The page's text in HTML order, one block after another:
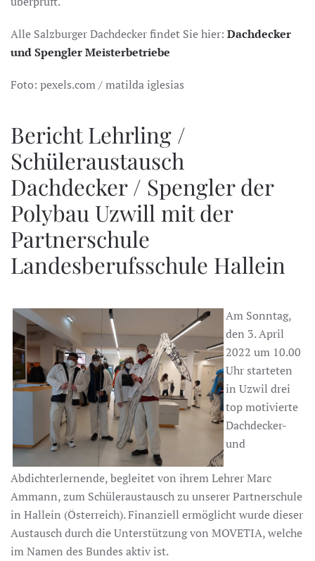
Alle Salzburger Dachdecker findet Sie hier: Dachdecker
und Spengler Meisterbetriebe
Foto: pexels.com / matilda iglesias
Bericht Lehrling /
Schüleraustausch
Dachdecker / Spengler der
Polybau Uzwill mit der
Partnerschule
Landesberufsschule Hallein
Am Sonntag,
den 3. April
2022 um 10.00
Uhr starteten
in Uzwil drei
top motivierte
Dachdecker-
und
Abdichterlernende, begleitet von ihrem Lehrer Marc
Ammann, zum Schüleraustausch zu unserer Partnerschule
in Hallein (Österreich). Finanziell ermöglicht wurde dieser
Austausch durch die Unterstützung von MOVETIA, welche
im Namen des Bundes aktiv ist.